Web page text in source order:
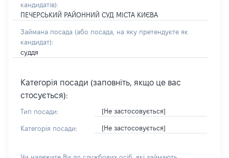
кандидатів):
ПЕЧЕРСЬКИЙ РАЙОННИЙ СУД МІСТА КИЄВА
Займана посада (або посада, на яку претендуєте як
кандидат):
суддя
Категорія посади (заповніть, якщо це вас
стосується):
Тип посади: [Не застосовується]
Категорія посади: [Не застосовується]